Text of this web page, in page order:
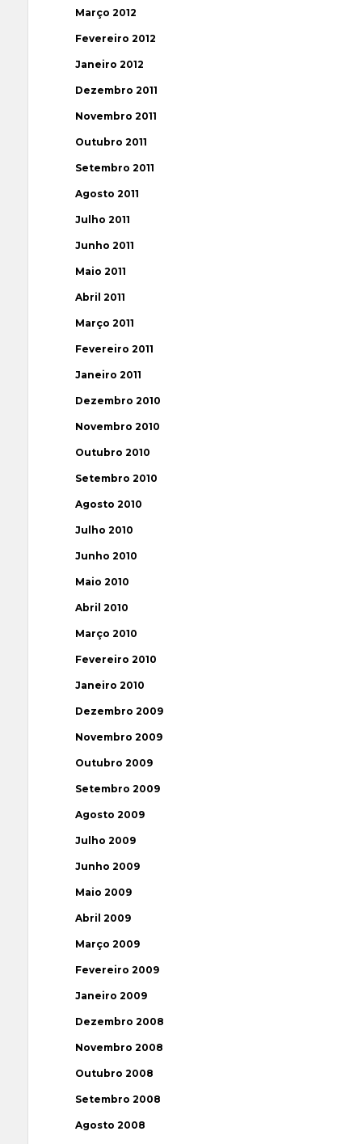
Março 2012
Fevereiro 2012
Janeiro 2012
Dezembro 2011
Novembro 2011
Outubro 2011
Setembro 2011
Agosto 2011
Julho 2011
Junho 2011
Maio 2011
Abril 2011
Março 2011
Fevereiro 2011
Janeiro 2011
Dezembro 2010
Novembro 2010
Outubro 2010
Setembro 2010
Agosto 2010
Julho 2010
Junho 2010
Maio 2010
Abril 2010
Março 2010
Fevereiro 2010
Janeiro 2010
Dezembro 2009
Novembro 2009
Outubro 2009
Setembro 2009
Agosto 2009
Julho 2009
Junho 2009
Maio 2009
Abril 2009
Março 2009
Fevereiro 2009
Janeiro 2009
Dezembro 2008
Novembro 2008
Outubro 2008
Setembro 2008
Agosto 2008